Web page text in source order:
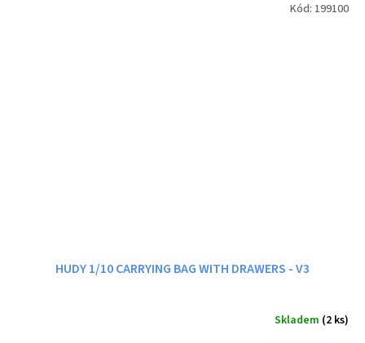
HUDY 1/10 CARRYING BAG WITH DRAWERS - V3
Skladem (2 ks)
Kód: 199100